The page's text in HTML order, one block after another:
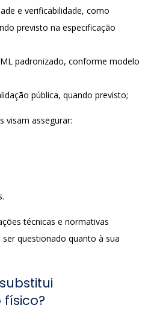
e verificabilidade, como
previsto na especificação
padronizado, conforme modelo
pública, quando previsto;
visam assegurar:
técnicas e normativas
questionado quanto à sua